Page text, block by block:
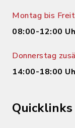
Montag bis
08:00-12:00
Donnerstag
14:00-18:00
Quicklinks